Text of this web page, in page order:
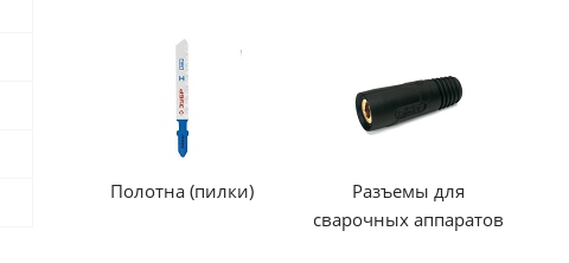
Полотна (пилки)
Разъемы для
сварочных аппаратов